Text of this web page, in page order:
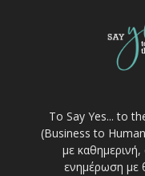
Το Say Yes... to
(Business to
με
ενημέρωση με